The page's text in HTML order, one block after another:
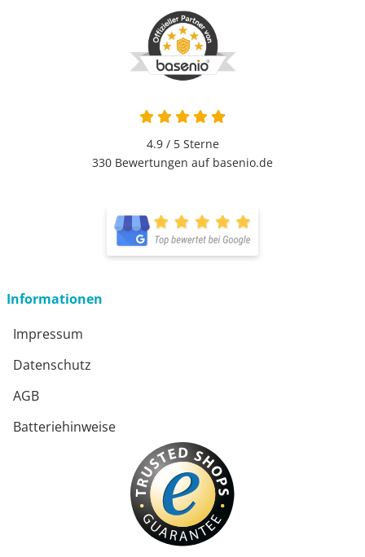
4.9 von 5
4.9 / 5Sterne
330 Bewertungen auf basenio.de
öffnet in neuem Fenster
Informationen
Impressum
Datenschutz
AGB
Batteriehinweise